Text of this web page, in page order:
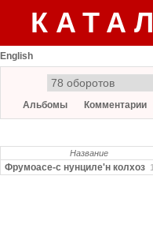
English
Альбомы Комментарии
Название
Фрумоасе-с нунциле'н колхоз